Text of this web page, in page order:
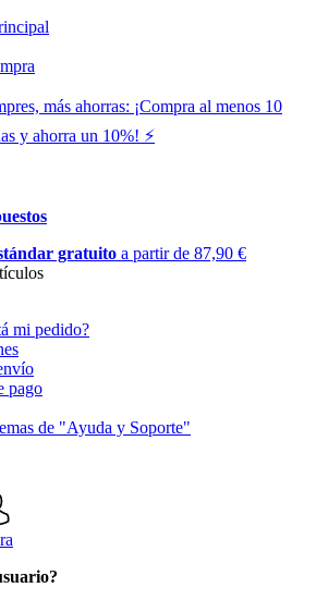
más ahorras: ¡Compra al menos 10
y ahorra un 10%! ⚡️
gratuito a partir de 87,90 €
mi pedido?
pago
de "Ayuda y Soporte"